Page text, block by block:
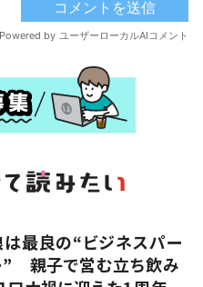
は最良の“ビジネスパー
” 親子で営む立ち飲み